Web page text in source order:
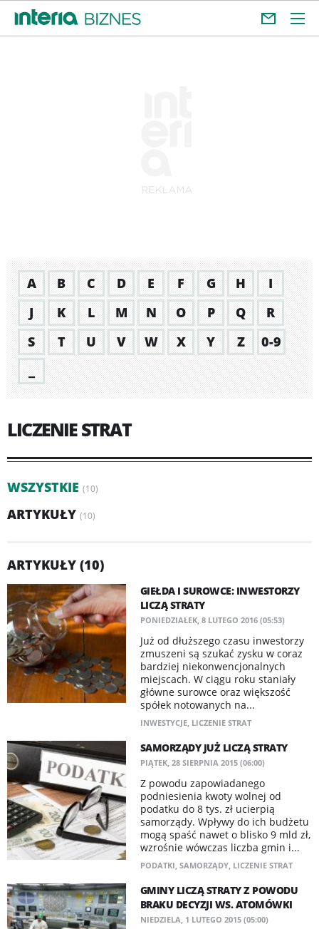
A B C D E F G H
I
J
K L M N O P Q
R
S
T U V W X Y Z
0-9
LICZENIE STRAT
WSZYSTKIE (10)
ARTYKUŁY (10)
ARTYKUŁY (10)
GIEŁDA I SUROWCE: INWESTORZY
LICZĄ STRATY
PONIEDZIAŁEK, 8 LUTEGO 2016 (05:53)
Już od dłuższego czasu inwestorzy
zmuszeni są szukać zysku w coraz
bardziej niekonwencjonalnych
miejscach. W ciągu roku staniały
główne surowce oraz większość
spółek notowanych na...
INWESTYCJE, LICZENIE STRAT
SAMORZĄDY JUŻ LICZĄ STRATY
PIĄTEK, 28 SIERPNIA 2015 (06:00)
Z powodu zapowiadanego
podniesienia kwoty wolnej od
podatku do 8 tys. zł ucierpią
samorządy. Wpływy do ich budżetu
mogą spaść nawet o blisko 9 mld zł,
wzrośnie wówczas liczba gmin i...
PODATKI, SAMORZĄDY, LICZENIE STRAT
GMINY LICZĄ STRATY Z POWODU
BRAKU DECYZJI WS. ATOMÓWKI
NIEDZIELA, 1 LUTEGO 2015 (05:00)